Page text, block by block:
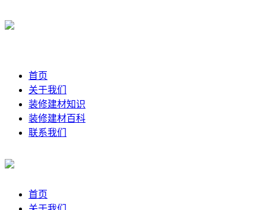
首页
关于我们
装修建材知识
装修建材百科
联系我们
首页